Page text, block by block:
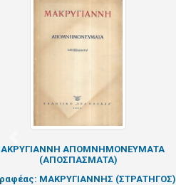
ΑΠΟΜΝΗΜΟΝΕΥΜΑΤΑ
(ΑΠΟΣΠΑΣΜΑΤΑ)
ΜΑΚΡΥΓΙΑΝΝΗΣ (ΣΤΡΑΤΗΓΟΣ)
Previous